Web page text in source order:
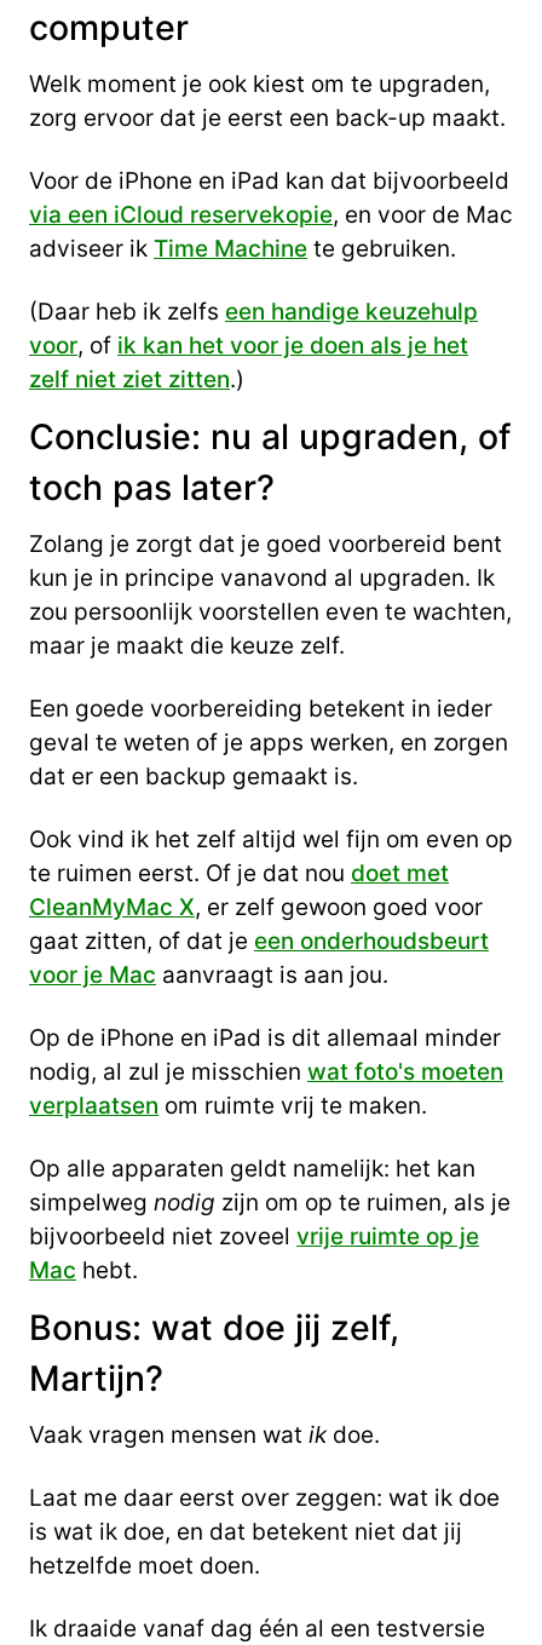
computer
Welk moment je ook kiest om te upgraden,
zorg ervoor dat je eerst een back-up maakt.
Voor de iPhone en iPad kan dat bijvoorbeeld
via een iCloud reservekopie, en voor de Mac
adviseer ik Time Machine te gebruiken.
(Daar heb ik zelfs een handige keuzehulp
voor, of ik kan het voor je doen als je het
zelf niet ziet zitten.)
Conclusie: nu al upgraden, of
toch pas later?
Zolang je zorgt dat je goed voorbereid bent
kun je in principe vanavond al upgraden. Ik
zou persoonlijk voorstellen even te wachten,
maar je maakt die keuze zelf.
Een goede voorbereiding betekent in ieder
geval te weten of je apps werken, en zorgen
dat er een backup gemaakt is.
Ook vind ik het zelf altijd wel fijn om even op
te ruimen eerst. Of je dat nou doet met
CleanMyMac X, er zelf gewoon goed voor
gaat zitten, of dat je een onderhoudsbeurt
voor je Mac aanvraagt is aan jou.
Op de iPhone en iPad is dit allemaal minder
nodig, al zul je misschien wat foto's moeten
verplaatsen om ruimte vrij te maken.
Op alle apparaten geldt namelijk: het kan
simpelweg nodig zijn om op te ruimen, als je
bijvoorbeeld niet zoveel vrije ruimte op je
Mac hebt.
Bonus: wat doe jij zelf,
Martijn?
Vaak vragen mensen wat ikdoe.
Laat me daar eerst over zeggen: wat ik doe
is wat ik doe, en dat betekent niet dat jij
hetzelfde moet doen.
Ik draaide vanaf dag één al een testversie